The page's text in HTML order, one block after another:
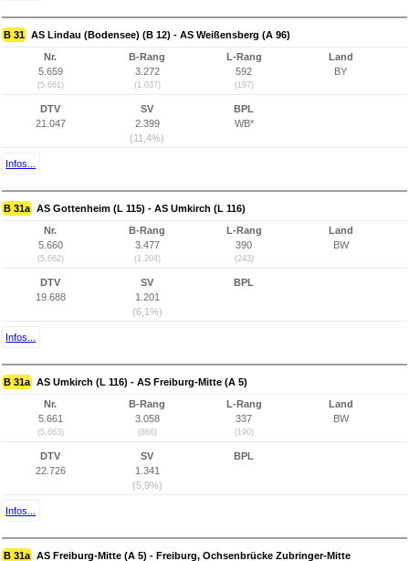
B 31 AS Lindau (Bodensee) (B 12) - AS Weißensberg (A 96)
Nr.
5.659
(5.661)
B-Rang
3.272
(1.037)
L-Rang
592
(197)
Land
BY
DTV
21.047
SV
2.399
(11,4%)
BPL
WB*
Infos...
B 31a AS Gottenheim (L 115) - AS Umkirch (L 116)
Nr.
5.660
(5.662)
B-Rang
3.477
(1.204)
L-Rang
390
(243)
Land
BW
DTV
19.688
SV
1.201
(6,1%)
BPL
Infos...
B 31a AS Umkirch (L 116) - AS Freiburg-Mitte (A 5)
Nr.
5.661
(5.663)
B-Rang
3.058
(866)
L-Rang
337
(190)
Land
BW
DTV
22.726
SV
1.341
(5,9%)
BPL
Infos...
B 31a AS Freiburg-Mitte (A 5) - Freiburg, Ochsenbrücke Zubringer-Mitte